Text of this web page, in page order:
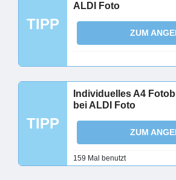
TIPP
ALDI Foto
ZUM
TIPP
Individuelles A4
bei ALDI Foto
ZUM
159 Mal benutzt